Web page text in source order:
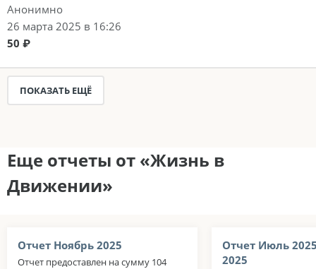
Анонимно
26 марта 2025 в 16:26
50 ₽
ПОКАЗАТЬ ЕЩЁ
Еще отчеты от «Жизнь в
Движении»
Отчет Ноябрь 2025
Отчет предоставлен на сумму 104
Отчет Июль
2025